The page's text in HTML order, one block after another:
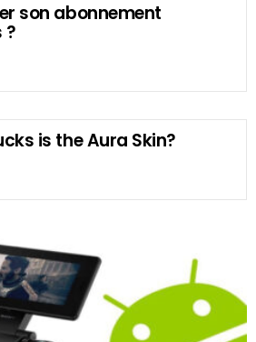
son abonnement
?
is the Aura Skin?